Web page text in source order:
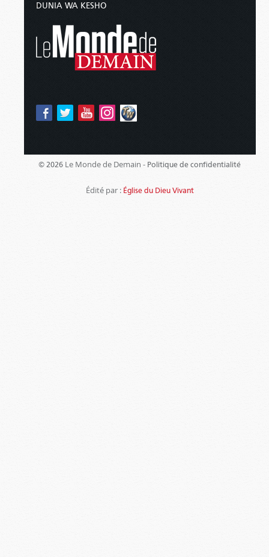
DUNIA WA KESHO
© 2026 Le Monde de Demain - Politique de confidentialité
Édité par : Église du Dieu Vivant